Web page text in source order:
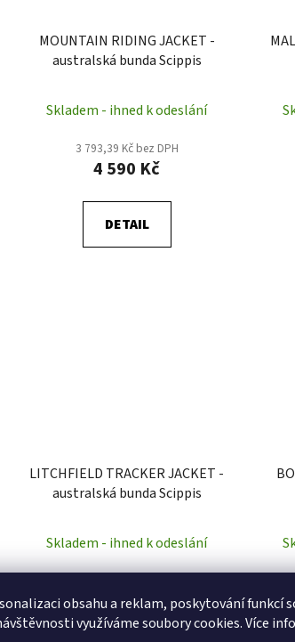
obsahu a reklam, poskytování funkcí
využíváme soubory cookies. Více
MOUNTAIN RIDING JACKET -
australská bunda Scippis
Skladem - ihned k odeslání
3 793,39 Kč bez DPH
4 590 Kč
DETAIL
LITCHFIELD TRACKER JACKET -
australská bunda Scippis
Skladem - ihned k odeslání
5 790 Kč